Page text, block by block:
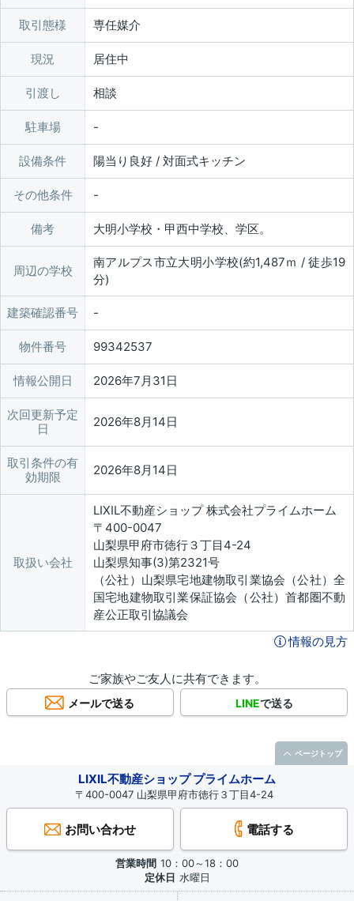
取引態様 専任媒介
現況 居住中
引渡し 相談
駐車場
設備条件 陽当り良好 / 対面式キッチン
その他条件
備考 大明小学校・甲西中学校、学区。
周辺の学校
南アルプス市立大明小学校(約1,487ｍ / 徒歩19
分)
建築確認番号
物件番号 99342537
情報公開日 2026年7月31日
次回更新予定
日
2026年8月14日
取引条件の有
効期限
2026年8月14日
取扱い会社
LIXIL不動産ショップ 株式会社プライムホーム
〒400-0047
山梨県甲府市徳行３丁目4-24
山梨県知事(3)第2321号
（公社）山梨県宅地建物取引業協会（公社）全
国宅地建物取引業保証協会（公社）首都圏不動
産公正取引協議会
情報の見方
ご家族やご友人に共有できます。
メールで送る LINEで送る
LIXIL不動産ショップ プライムホーム
〒400-0047 山梨県甲府市徳行３丁目4-24
お問い合わせ 電話する
営業時間 10：00～18：00
定休日 水曜日
ページトップ